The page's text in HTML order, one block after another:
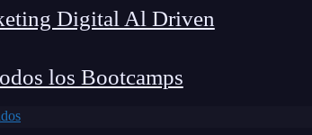
Digital Al Driven
los Bootcamps